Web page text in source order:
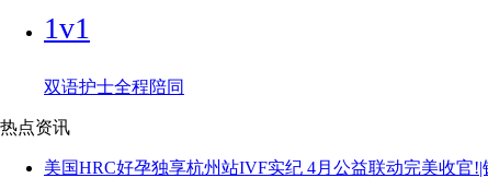
1v1
双语护士全程陪同
热点资讯
美国HRC好孕独享杭州站IVF实纪 4月公益联动完美收官!|